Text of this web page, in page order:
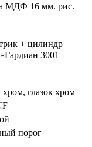
МДФ 16 мм. рис.
+ цилиндр
3001
глазок хром
порог